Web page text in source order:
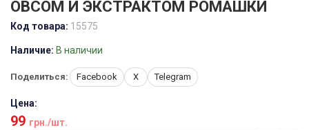
ОВСОМ И ЭКСТРАКТОМ РОМАШКИ
Код товара: 15575
Наличие: В наличии
Поделиться: Facebook X Telegram
Цена:
99 грн./шт.